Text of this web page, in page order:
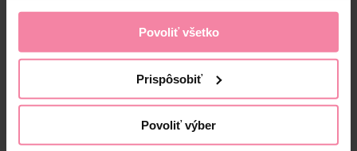
Povoliť všetko
Prispôsobiť
Povoliť výber